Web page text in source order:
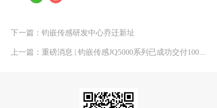
下一篇：钧嵌传感研发中心乔迁新址